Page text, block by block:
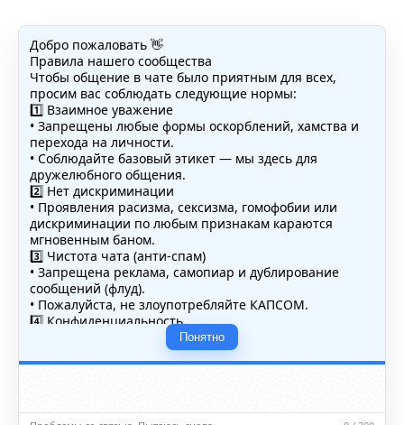
Добро пожаловать 👋
Правила нашего сообщества
Чтобы общение в чате было приятным для всех,
просим вас соблюдать следующие нормы:
1️⃣ Взаимное уважение
• Запрещены любые формы оскорблений, хамства и
перехода на личности.
• Соблюдайте базовый этикет — мы здесь для
дружелюбного общения.
2️⃣ Нет дискриминации
• Проявления расизма, сексизма, гомофобии или
дискриминации по любым признакам караются
мгновенным баном.
3️⃣ Чистота чата (анти-спам)
• Запрещена реклама, самопиар и дублирование
сообщений (флуд).
• Пожалуйста, не злоупотребляйте КАПСОМ.
4️⃣ Конфиденциальность
• Не публикуйте личные данные — свои или чужие
(телефоны, адреса, документы).
5️⃣ Уместность контента
насилию.
Понятно